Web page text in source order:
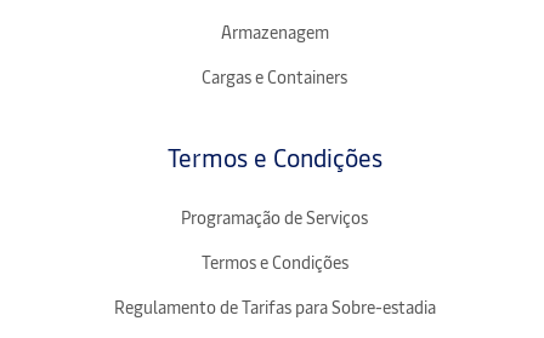
Armazenagem
Cargas e Containers
Termos e Condições
Programação de Serviços
Termos e Condições
Regulamento de Tarifas para Sobre-estadia